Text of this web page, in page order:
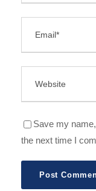
Save my
the next time I